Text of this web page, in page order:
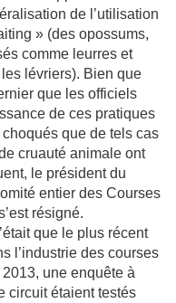
de l’utilisation
» (des opossums,
comme leurres et
lévriers). Bien que
que les officiels
de ces pratiques
que de tels cas
cruauté animale ont
le président du
entier des Courses
résigné.
que le plus récent
l’industrie des courses
une enquête à
circuit étaient testés